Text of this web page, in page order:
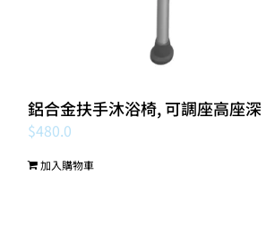
鋁合金扶手沐浴椅, 可調座高座深
$480.0
加入購物車